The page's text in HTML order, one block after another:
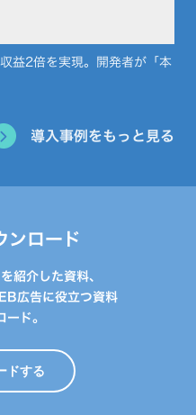
益2倍を実現。開発者が「本
導入事例をもっと見る
ンロード
紹介した資料、
広告に役立つ資料
ド。
ドする